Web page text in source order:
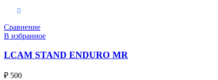
Сравнение
В избранное
LCAM STAND ENDURO MR
₽ 500